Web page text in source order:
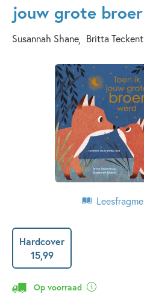
jouw grote
Susannah Shane Britta
Hardcover
15,99
Op voorraad